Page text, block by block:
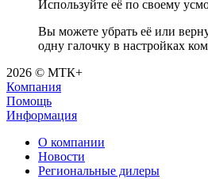
Используйте её по своему
Вы можете убрать её или
одну галочку в настройках
2026 © МТК+
Компания
Помощь
Информация
О компании
Новости
Региональные дилеры